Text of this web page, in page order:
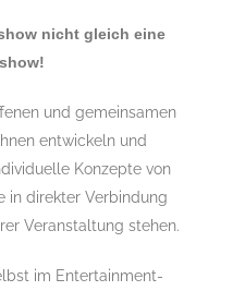
nicht gleich eine
und gemeinsamen
entwickeln und
Konzepte von
in direkter Verbindung
Veranstaltung stehen.
im Entertainment-